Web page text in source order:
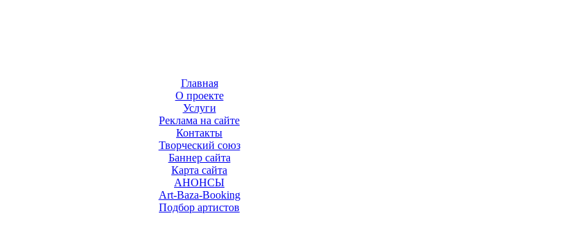
Главная
О проекте
Услуги
Реклама на сайте
Контакты
Творческий союз
Баннер сайта
Карта сайта
АНОНСЫ
Art-Baza-Booking
Подбор артистов